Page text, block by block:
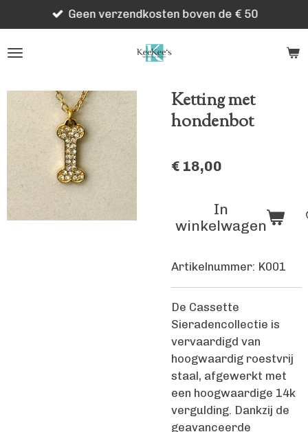
direct
naar
Geen verzendkosten boven de € 50
Ketting met
hondenbot
€ 18,00
In
winkelwagen
Artikelnummer: K001
De Cassette
Sieradencollectie is
vervaardigd van
hoogwaardig roestvrij
staal, afgewerkt met
een hoogwaardige 14k
vergulding. Dankzij de
geavanceerde